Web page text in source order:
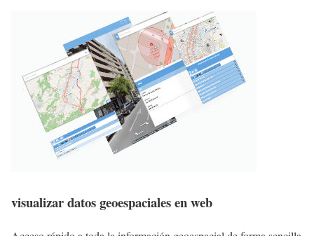
visualizar datos geoespaciales en web